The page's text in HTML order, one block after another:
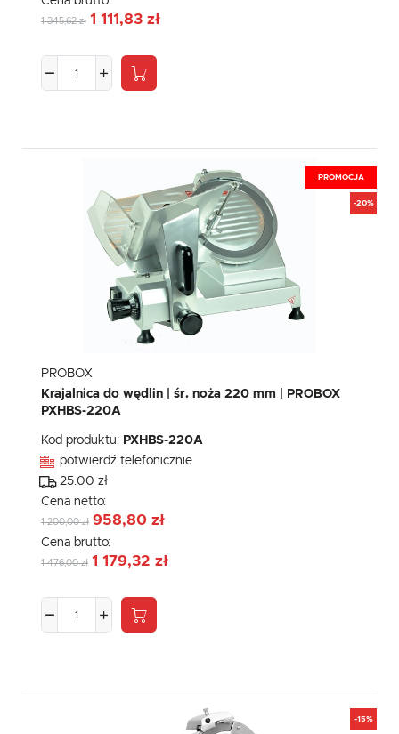
1 345,62 zł 1 111,83 zł
PROMOCJA
-20%
PROBOX
Krajalnica do wędlin | śr. noża 220 mm | PROBOX
PXHBS-220A
Kod produktu: PXHBS-220A
potwierdź telefonicznie
25.00 zł
Cena netto:
1 200,00 zł 958,80 zł
Cena brutto:
1 476,00 zł 1 179,32 zł
-15%